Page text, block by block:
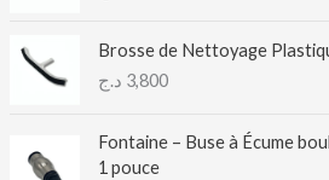
Brosse de Nettoyage
3,800 د.ج
Fontaine – Buse à Écume
1 pouce